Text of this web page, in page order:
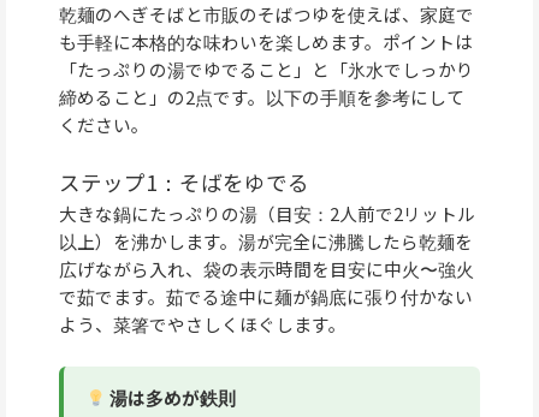
乾麺のへぎそばと市販のそばつゆを使えば、家庭で
も手軽に本格的な味わいを楽しめます。ポイントは
「たっぷりの湯でゆでること」と「氷水でしっかり
締めること」の2点です。以下の手順を参考にして
ください。
ステップ1：そばをゆでる
大きな鍋にたっぷりの湯（目安：2人前で2リットル
以上）を沸かします。湯が完全に沸騰したら乾麺を
広げながら入れ、袋の表示時間を目安に中火〜強火
で茹でます。茹でる途中に麺が鍋底に張り付かない
よう、菜箸でやさしくほぐします。
湯は多めが鉄則